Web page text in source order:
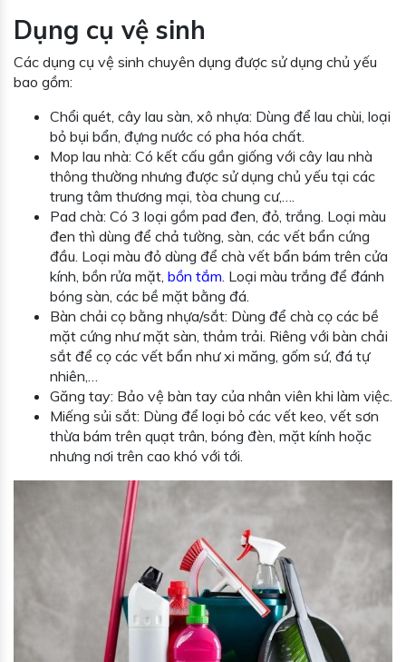
Dụng cụ vệ sinh
Các dụng cụ vệ sinh chuyên dụng được sử dụng chủ yếu
bao gồm:
Chổi quét, cây lau sàn, xô nhựa: Dùng để lau chùi, loại
bỏ bụi bẩn, đựng nước có pha hóa chất.
Mop lau nhà: Có kết cấu gần giống với cây lau nhà
thông thường nhưng được sử dụng chủ yếu tại các
trung tâm thương mại, tòa chung cư,….
Pad chà: Có 3 loại gồm pad đen, đỏ, trắng. Loại màu
đen thì dùng để chả tường, sàn, các vết bẩn cứng
đầu. Loại màu đỏ dùng để chà vết bẩn bám trên cửa
kính, bồn rửa mặt, bồn tắm . Loại màu trắng để đánh
bóng sàn, các bề mặt bằng đá.
Bàn chải cọ bằng nhựa/sắt: Dùng để chà cọ các bề
mặt cứng như mặt sàn, thảm trải. Riêng với bàn chải
sắt để cọ các vết bẩn như xi măng, gốm sứ, đá tự
nhiên,…
Găng tay: Bảo vệ bàn tay của nhân viên khi làm việc.
Miếng sủi sắt: Dùng để loại bỏ các vết keo, vết sơn
thừa bám trên quạt trân, bóng đèn, mặt kính hoặc
nhưng nơi trên cao khó với tới.